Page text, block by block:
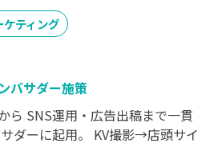
ティング
バサダー施策
ら SNS運用・広告出稿まで一貫
ダーに起用。 KV撮影→店頭サイ